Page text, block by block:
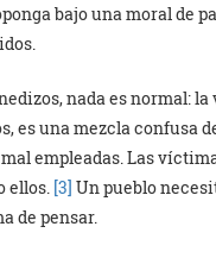
bajo una moral de
nada es normal: la
es una mezcla confusa
empleadas. Las
ellos. [3] Un pueblo
de pensar.